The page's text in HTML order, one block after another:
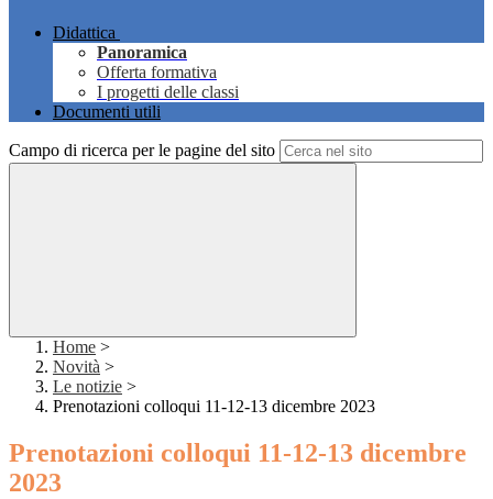
Didattica
Panoramica
Offerta formativa
I progetti delle classi
Documenti utili
Campo di ricerca per le pagine del sito
Home >
Novità >
Le notizie >
Prenotazioni colloqui 11-12-13 dicembre 2023
Prenotazioni colloqui 11-12-13 dicembre
2023